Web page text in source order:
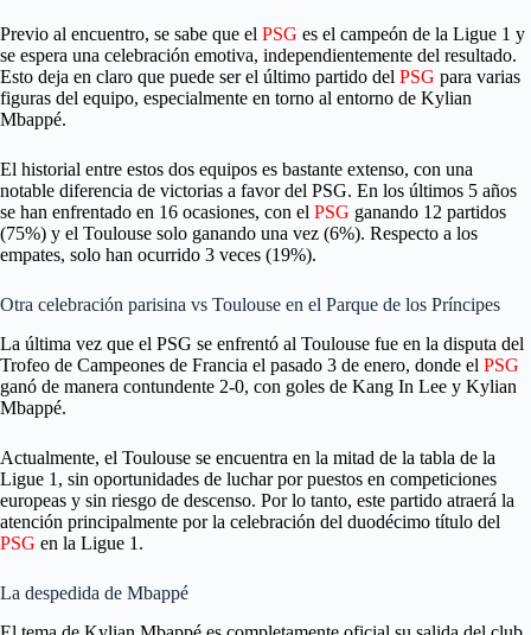
Previo al encuentro, se sabe que el PSG es el campeón de la Ligue 1 y
se espera una celebración emotiva, independientemente del resultado.
Esto deja en claro que puede ser el último partido del PSG para varias
figuras del equipo, especialmente en torno al entorno de Kylian
Mbappé.
El historial entre estos dos equipos es bastante extenso, con una
notable diferencia de victorias a favor del PSG. En los últimos 5 años
se han enfrentado en 16 ocasiones, con el PSG ganando 12 partidos
(75%) y el Toulouse solo ganando una vez (6%). Respecto a los
empates, solo han ocurrido 3 veces (19%).
Otra celebración parisina vs Toulouse en el Parque de los Príncipes
La última vez que el PSG se enfrentó al Toulouse fue en la disputa del
Trofeo de Campeones de Francia el pasado 3 de enero, donde el PSG
ganó de manera contundente 2-0, con goles de Kang In Lee y Kylian
Mbappé.
Actualmente, el Toulouse se encuentra en la mitad de la tabla de la
Ligue 1, sin oportunidades de luchar por puestos en competiciones
europeas y sin riesgo de descenso. Por lo tanto, este partido atraerá la
atención principalmente por la celebración del duodécimo título del
PSG en la Ligue 1.
La despedida de Mbappé